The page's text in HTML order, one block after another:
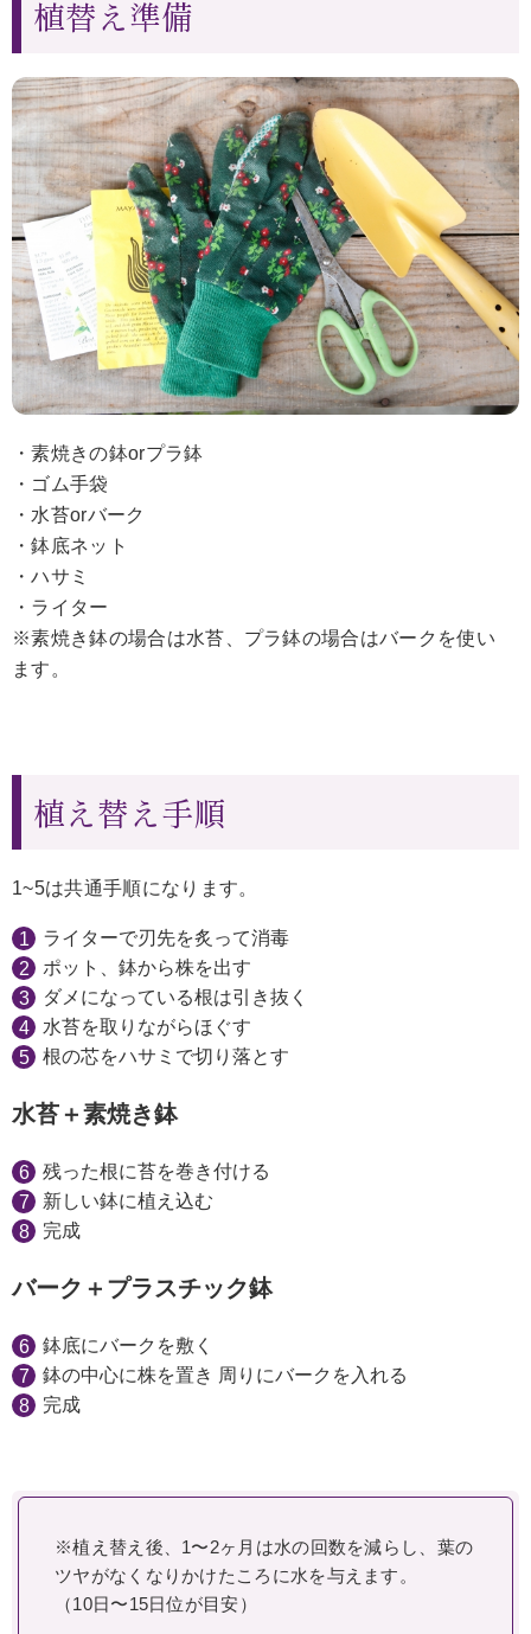
植替え準備
・素焼きの鉢orプラ鉢
・ゴム手袋
・水苔orバーク
・鉢底ネット
・ハサミ
・ライター
※素焼き鉢の場合は水苔、プラ鉢の場合はバークを使い
ます。
植え替え手順
1~5は共通手順になります。
ライターで刃先を炙って消毒
ポット、鉢から株を出す
ダメになっている根は引き抜く
水苔を取りながらほぐす
根の芯をハサミで切り落とす
水苔＋素焼き鉢
残った根に苔を巻き付ける
新しい鉢に植え込む
完成
バーク＋プラスチック鉢
鉢底にバークを敷く
鉢の中心に株を置き 周りにバークを入れる
完成
※植え替え後、1〜2ヶ月は水の回数を減らし、葉の
ツヤがなくなりかけたころに水を与えます。
（10日〜15日位が目安）